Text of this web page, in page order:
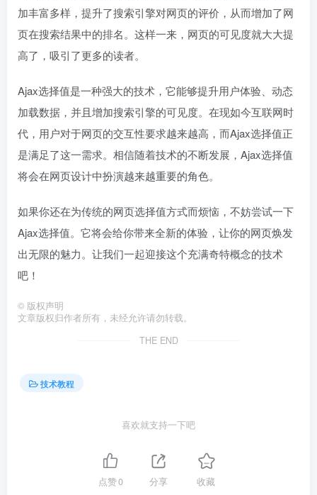
加丰富多样，提升了搜索引擎对网页的评价，从而增加了网
页在搜索结果中的排名。这样一来，网页的可见度就大大提
高了，吸引了更多的读者。
Ajax选择值是一种强大的技术，它能够提升用户体验、动态
加载数据，并且增加搜索引擎的可见度。在现如今互联网时
代，用户对于网页的交互性要求越来越高，而Ajax选择值正
是满足了这一需求。相信随着技术的不断发展，Ajax选择值
将会在网页设计中扮演越来越重要的角色。
如果你还在为传统的网页选择值方式而烦恼，不妨尝试一下
Ajax选择值。它将会给你带来全新的体验，让你的网页焕发
出无限的魅力。让我们一起迎接这个充满奇特概念的技术
吧！
© 版权声明
文章版权归作者所有，未经允许请勿转载。
THE END
技术教程
喜欢就支持一下吧
点赞0 分享 收藏